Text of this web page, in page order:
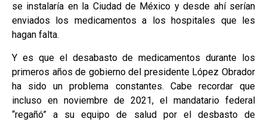
se instalaría en la Ciudad de México y desde ahí serían
enviados los medicamentos a los hospitales que les
hagan falta.
Y es que el desabasto de medicamentos durante los
primeros años de gobierno del presidente López Obrador
ha sido un problema constantes. Cabe recordar que
incluso en noviembre de 2021, el mandatario federal
“regañó” a su equipo de salud por el desbasto de